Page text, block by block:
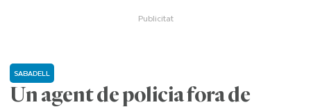
Un agent de policia fora de
SABADELL